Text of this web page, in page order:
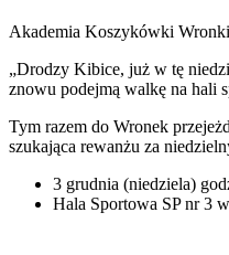
Akademia Koszykówki
„Drodzy Kibice, już w tę
znowu podejmą walkę na hali
Tym razem do Wronek
szukająca rewanżu za
3 grudnia (niedziela)
Hala Sportowa SP nr 3